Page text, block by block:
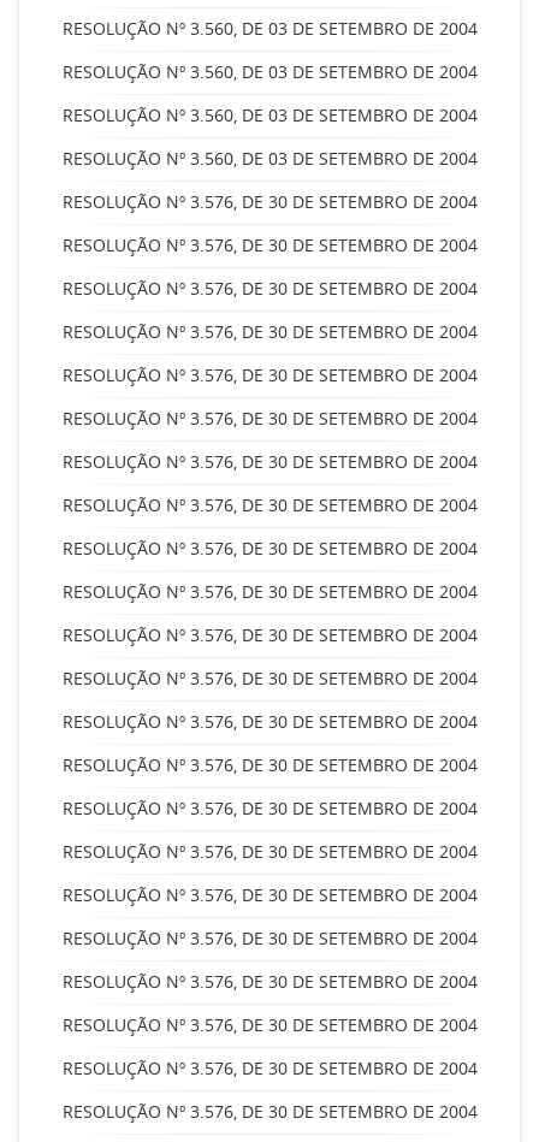
RESOLUÇÃO Nº 3.560, DE 03 DE SETEMBRO DE 2004
RESOLUÇÃO Nº 3.560, DE 03 DE SETEMBRO DE 2004
RESOLUÇÃO Nº 3.560, DE 03 DE SETEMBRO DE 2004
RESOLUÇÃO Nº 3.560, DE 03 DE SETEMBRO DE 2004
RESOLUÇÃO Nº 3.576, DE 30 DE SETEMBRO DE 2004
RESOLUÇÃO Nº 3.576, DE 30 DE SETEMBRO DE 2004
RESOLUÇÃO Nº 3.576, DE 30 DE SETEMBRO DE 2004
RESOLUÇÃO Nº 3.576, DE 30 DE SETEMBRO DE 2004
RESOLUÇÃO Nº 3.576, DE 30 DE SETEMBRO DE 2004
RESOLUÇÃO Nº 3.576, DE 30 DE SETEMBRO DE 2004
RESOLUÇÃO Nº 3.576, DE 30 DE SETEMBRO DE 2004
RESOLUÇÃO Nº 3.576, DE 30 DE SETEMBRO DE 2004
RESOLUÇÃO Nº 3.576, DE 30 DE SETEMBRO DE 2004
RESOLUÇÃO Nº 3.576, DE 30 DE SETEMBRO DE 2004
RESOLUÇÃO Nº 3.576, DE 30 DE SETEMBRO DE 2004
RESOLUÇÃO Nº 3.576, DE 30 DE SETEMBRO DE 2004
RESOLUÇÃO Nº 3.576, DE 30 DE SETEMBRO DE 2004
RESOLUÇÃO Nº 3.576, DE 30 DE SETEMBRO DE 2004
RESOLUÇÃO Nº 3.576, DE 30 DE SETEMBRO DE 2004
RESOLUÇÃO Nº 3.576, DE 30 DE SETEMBRO DE 2004
RESOLUÇÃO Nº 3.576, DE 30 DE SETEMBRO DE 2004
RESOLUÇÃO Nº 3.576, DE 30 DE SETEMBRO DE 2004
RESOLUÇÃO Nº 3.576, DE 30 DE SETEMBRO DE 2004
RESOLUÇÃO Nº 3.576, DE 30 DE SETEMBRO DE 2004
RESOLUÇÃO Nº 3.576, DE 30 DE SETEMBRO DE 2004
RESOLUÇÃO Nº 3.576, DE 30 DE SETEMBRO DE 2004